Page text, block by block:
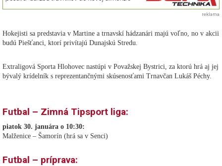
reklama
Hokejisti sa predstavia v Martine a trnavskí hádzanári majú voľno, no v akcii
budú Piešťanci, ktorí privítajú Dunajskú Stredu.
Extraligová Sporta Hlohovec nastúpi v Považskej Bystrici, za ktorú hrá aj jej
bývalý krídelník s reprezentančnými skúsenosťami Trnavčan Lukáš Péchy.
Futbal – Zimná Tipsport liga:
piatok 30. januára o 10:30:
Malženice – Šamorín (hrá sa v Senci)
Futbal – príprava: